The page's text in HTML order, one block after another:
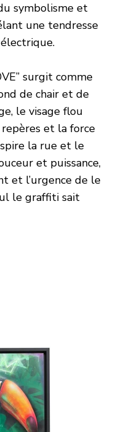
symbolisme et
une tendresse
surgit comme
de chair et de
le visage flou
et la force
la rue et le
et puissance,
et l’urgence de le
le graffiti sait